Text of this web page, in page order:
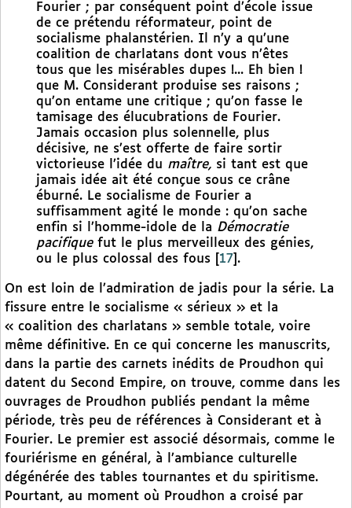
Fourier ; par conséquent point d’école issue
de ce prétendu réformateur, point de
socialisme phalanstérien. Il n’y a qu’une
coalition de charlatans dont vous n’êtes
tous que les misérables dupes !... Eh bien !
que M. Considerant produise ses raisons ;
qu’on entame une critique ; qu’on fasse le
tamisage des élucubrations de Fourier.
Jamais occasion plus solennelle, plus
décisive, ne s’est offerte de faire sortir
victorieuse l’idée du maître, si tant est que
jamais idée ait été conçue sous ce crâne
éburné. Le socialisme de Fourier a
suffisamment agité le monde : qu’on sache
enfin si l’homme-idole de la Démocratie
pacifique fut le plus merveilleux des génies,
ou le plus colossal des fous
17 .
On est loin de l’admiration de jadis pour la série. La
fissure entre le socialisme « sérieux » et la
« coalition des charlatans » semble totale, voire
même définitive. En ce qui concerne les manuscrits,
dans la partie des carnets inédits de Proudhon qui
datent du Second Empire, on trouve, comme dans les
ouvrages de Proudhon publiés pendant la même
période, très peu de références à Considerant et à
Fourier. Le premier est associé désormais, comme le
fouriérisme en général, à l’ambiance culturelle
dégénérée des tables tournantes et du spiritisme.
Pourtant, au moment où Proudhon a croisé par